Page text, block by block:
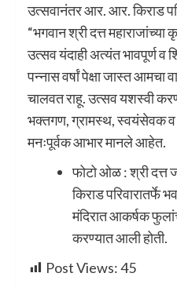
उत्सवानंतर आर. आर. किराड
“भगवान श्री दत्त
उत्सव यंदाही अत्यंत भावपूर्ण व
पन्नास वर्षां पेक्षा जास्त आमचा
चालवत राहू. उत्सव यशस्वी
भक्तगण, ग्रामस्थ, स्वयंसेवक व
मनःपूर्वक आभार मानले आहेत.
फोटो ओळ : श्री दत्त
किराड परिवारातर्फे
मंदिरात आकर्षक
करण्यात आली होती.
Post Views:45